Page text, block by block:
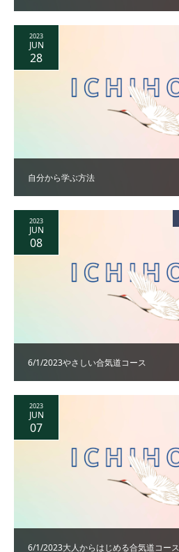
自分から学ぶ方法
2023
JUN
28
6/1/2023やさしい合気道コース
2023
JUN
08
6/1/2023大人からはじめる合気道コース
2023
JUN
07